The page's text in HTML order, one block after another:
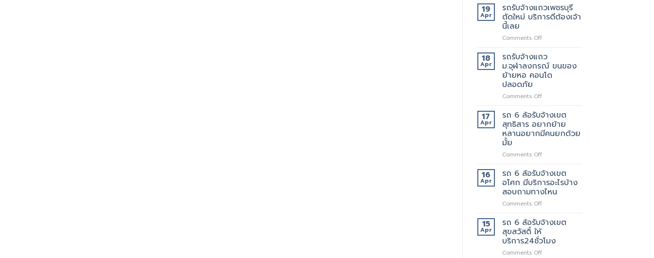
ก่อน
ได้
ใช้
รับจ้าง
แถว
คลองตัน
ปลอดภัย
แน่นอน
19
Apr
รถรับจ้างแถวเพชรบุรี
ตัดใหม่ บริการดีต้องเจ้า
นี้เลย
Comments Offon
รับจ้าง
แถว
เพชรบุรี
ตัด
บริการ
ต้อง
เจ้า
นี้
เลย
18
Apr
รถรับจ้างแถว
ม.จุฬาลงกรณ์ ขนของ
ย้ายหอ คอนโด
ปลอดภัย
Comments Offon
รับ
จ้าง
แถวม.จุฬาลงกรณ์
ขน
ย้าย
คอน
โด
ปลอดภัย
17
Apr
รถ 6 ล้อรับจ้างเขต
สุทธิสาร อยากย้าย
หลานอยากมีคนยกด้วย
มั้ย
Comments Offon
6
ล้อ
รับจ้าง
เขต
สุทธิสาร
ย้าย
หลาน
อยาก
มี
คน
16
Apr
รถ 6 ล้อรับจ้างเขต
อโศก มีบริการอะไรบ้าง
สอบถามทางไหน
Comments Offon
6
ล้อ
รับจ้าง
เขต
อโศก
15
Apr
รถ 6 ล้อรับจ้างเขต
สุขสวัสดิ์ ให้
บริการ24ชั่วโมง
Comments Offon